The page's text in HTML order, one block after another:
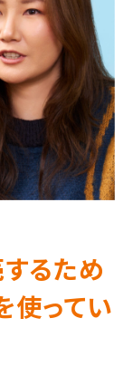
るため
使ってい